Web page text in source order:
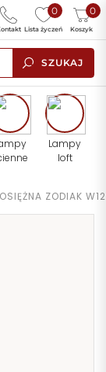
SZUKAJ
0
Lista życzeń
0
Koszyk
Lampy
loft
ZODIAK W12